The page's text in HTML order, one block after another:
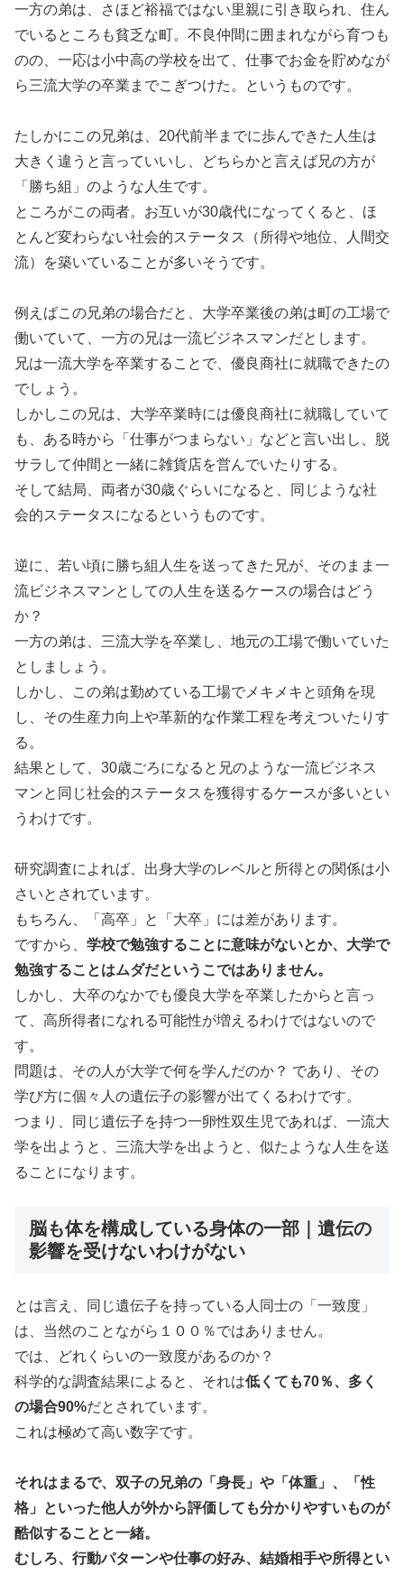
一方の弟は、さほど裕福ではない里親に引き取られ、住ん
でいるところも貧乏な町。不良仲間に囲まれながら育つも
のの、一応は小中高の学校を出て、仕事でお金を貯めなが
ら三流大学の卒業までこぎつけた。というものです。
たしかにこの兄弟は、20代前半までに歩んできた人生は
大きく違うと言っていいし、どちらかと言えば兄の方が
「勝ち組」のような人生です。
ところがこの両者。お互いが30歳代になってくると、ほ
とんど変わらない社会的ステータス（所得や地位、人間交
流）を築いていることが多いそうです。
例えばこの兄弟の場合だと、大学卒業後の弟は町の工場で
働いていて、一方の兄は一流ビジネスマンだとします。
兄は一流大学を卒業することで、優良商社に就職できたの
でしょう。
しかしこの兄は、大学卒業時には優良商社に就職していて
も、ある時から「仕事がつまらない」などと言い出し、脱
サラして仲間と一緒に雑貨店を営んでいたりする。
そして結局、両者が30歳ぐらいになると、同じような社
会的ステータスになるというものです。
逆に、若い頃に勝ち組人生を送ってきた兄が、そのまま一
流ビジネスマンとしての人生を送るケースの場合はどう
か？
一方の弟は、三流大学を卒業し、地元の工場で働いていた
としましょう。
しかし、この弟は勤めている工場でメキメキと頭角を現
し、その生産力向上や革新的な作業工程を考えついたりす
る。
結果として、30歳ごろになると兄のような一流ビジネス
マンと同じ社会的ステータスを獲得するケースが多いとい
うわけです。
研究調査によれば、出身大学のレベルと所得との関係は小
さいとされています。
もちろん、「高卒」と「大卒」には差があります。
ですから、 学校で勉強することに意味がないとか、大学で
勉強することはムダだというこではありません。
しかし、大卒のなかでも優良大学を卒業したからと言っ
て、高所得者になれる可能性が増えるわけではないので
す。
問題は、その人が大学で何を学んだのか？ であり、その
学び方に個々人の遺伝子の影響が出てくるわけです。
つまり、同じ遺伝子を持つ一卵性双生児であれば、一流大
学を出ようと、三流大学を出ようと、似たような人生を送
ることになります。
脳も体を構成している身体の一部｜遺伝の
影響を受けないわけがない
とは言え、同じ遺伝子を持っている人同士の「一致度」
は、当然のことながら１００％ではありません。
では、どれくらいの一致度があるのか？
科学的な調査結果によると、それは低くても70％、多く
の場合90%だとされています。
これは極めて高い数字です。
それはまるで、双子の兄弟の「身長」や「体重」、「性
格」といった他人が外から評価しても分かりやすいものが
酷似することと一緒。
むしろ、行動パターンや仕事の好み、結婚相手や所得とい